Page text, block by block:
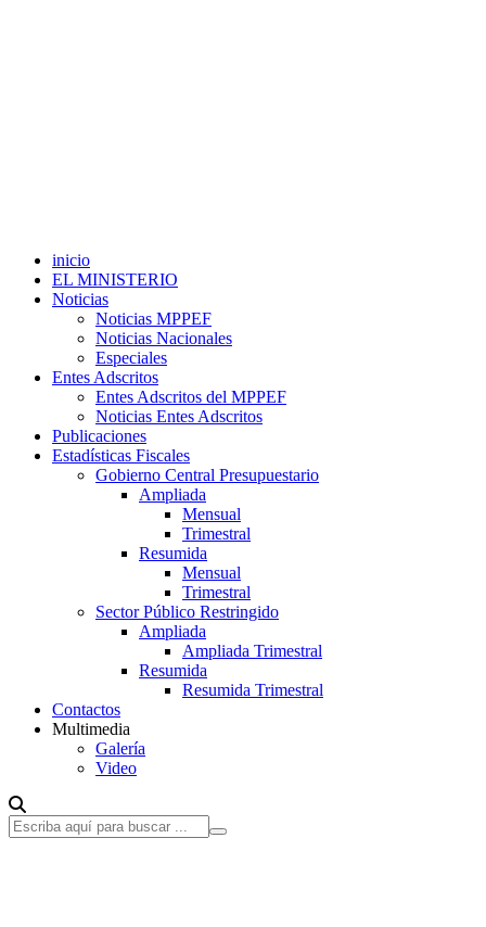
inicio
EL MINISTERIO
Noticias
Noticias MPPEF
Noticias Nacionales
Especiales
Entes Adscritos
Entes Adscritos del MPPEF
Noticias Entes Adscritos
Publicaciones
Estadísticas Fiscales
Gobierno Central Presupuestario
Ampliada
Mensual
Trimestral
Resumida
Mensual
Trimestral
Sector Público Restringido
Ampliada
Ampliada Trimestral
Resumida
Resumida Trimestral
Contactos
Multimedia
Galería
Video